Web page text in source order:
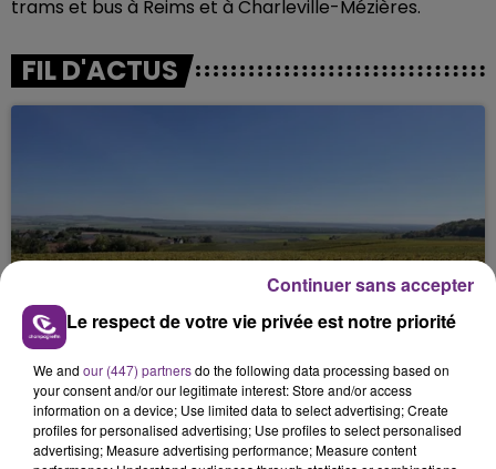
trams et bus à Reims et à Charleville-Mézières.
FIL D'ACTUS
SI TOUT LE MONDE FAIT ÇA, MOI L'ANNÉE
PROCHAINE JE VENDANGE EN...
La vendange en Champagne a débuté ce jeudi 6
août dans la commune de Montgueux (Aube). Du
jamais vu !
Le respect de votre vie privée est notre priorité
We and our (447) partnersdo the following data processing based on
your consent and/or our legitimate interest: Store and/or access
information on a device; Use limited data to select advertising; Create
profiles for personalised advertising; Use profiles to select personalised
advertising; Measure advertising performance; Measure content
Continuer sans accepter